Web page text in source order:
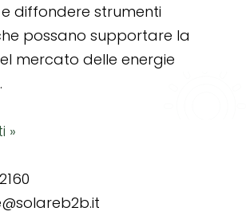
diffondere strumenti
possano supportare la
mercato delle energie
»